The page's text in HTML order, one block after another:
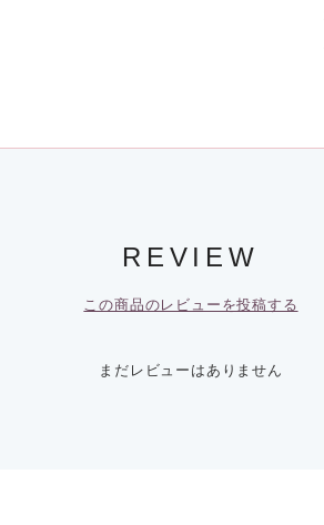
REVIEW
この商品のレビューを投稿する
まだレビューはありません